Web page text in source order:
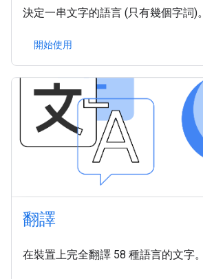
決定一串文字的語言 (只有幾個字詞)。
開始使用
翻譯
在裝置上完全翻譯 58 種語言的文字。